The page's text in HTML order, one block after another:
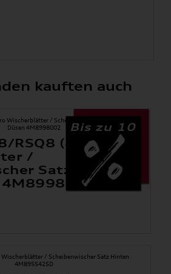
kauften auch
Bis zu 10
RSQ8 (4M) Aero
/
Satz Vorne
4M8998002